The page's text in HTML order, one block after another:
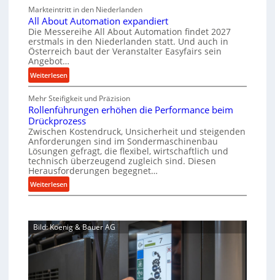
u
p
r
o
s
s
h
a
f
t
i
g
t
s
i
c
h
o
u
s
t
e
r
s
o
u
n
g
e
n
t
s
p
a
n
s
i
c
s
c
h
i
n
e
n
a
u
-
B
e
s
t
e
l
u
n
g
Markteintritt in den Niederlanden
All About Automation expandiert
Die Messereihe All About Automation findet 2027
erstmals in den Niederlanden statt. Und auch in
Österreich baut der Veranstalter Easyfairs sein
Angebot…
Weiterlesen:
A
l
l
A
b
o
u
t
A
u
m
a
Mehr Steifigkeit und Präzision
Rollenführungen erhöhen die Performance beim
Drückprozess
Zwischen Kostendruck, Unsicherheit und steigenden
Anforderungen sind im Sondermaschinenbau
Lösungen gefragt, die flexibel, wirtschaftlich und
technisch überzeugend zugleich sind. Diesen
Herausforderungen begegnet…
Weiterlesen:
R
l
l
e
Bild: Koenig & Bauer AG